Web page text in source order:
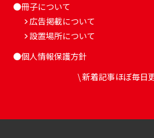
●冊子について
広告掲載について
設置場所について
●個人情報保護方針
\ 新着記事ほぼ毎日